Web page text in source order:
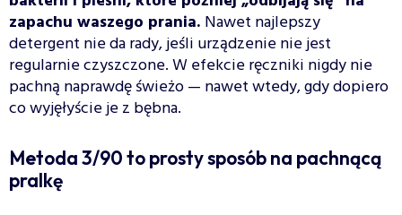
zapachu waszego prania. Nawet najlepszy
detergent nie da rady, jeśli urządzenie nie jest
regularnie czyszczone. W efekcie ręczniki nigdy nie
pachną naprawdę świeżo — nawet wtedy, gdy dopiero
co wyjęłyście je z bębna.
Metoda 3/90 to prosty sposób na pachnącą
pralkę